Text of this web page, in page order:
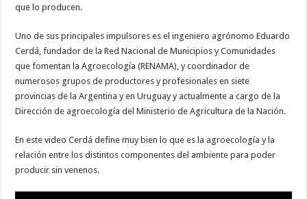
que lo producen.
Uno de sus principales impulsores es el ingeniero agrónomo Eduardo
Cerdá, fundador de la Red Nacional de Municipios y Comunidades
que fomentan la Agroecología (RENAMA), y coordinador de
numerosos grupos de productores y profesionales en siete
provincias de la Argentina y en Uruguay y actualmente a cargo de la
Dirección de agroecología del Ministerio de Agricultura de la Nación.
En este video Cerdá define muy bien lo que es la agroecología y la
relación entre los distintos componentes del ambiente para poder
producir sin venenos.